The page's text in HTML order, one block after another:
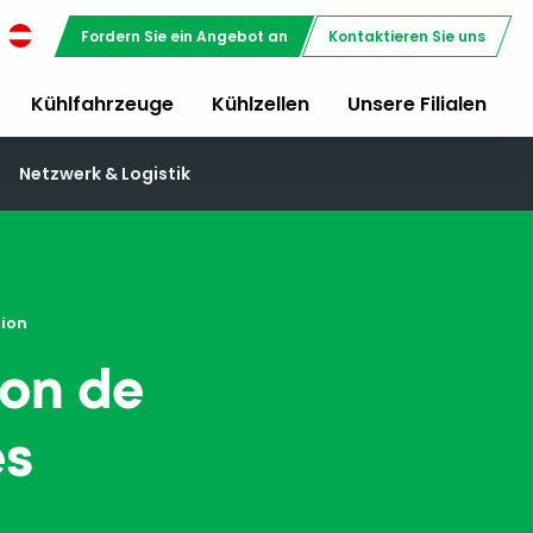
Fordern Sie ein Angebot an Kontaktieren Sie uns
Kühlfahrzeuge Kühlzellen Unsere Filialen
Netzwerk & Logistik
de